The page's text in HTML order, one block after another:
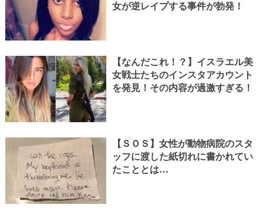
女が逆レイプする事件が勃発！
【なんだこれ！？】イスラエル美
女戦士たちのインスタアカウント
を発見！その内容が過激すぎる！
【ＳＯＳ】女性が動物病院のスタ
ッフに渡した紙切れに書かれてい
たこととは…